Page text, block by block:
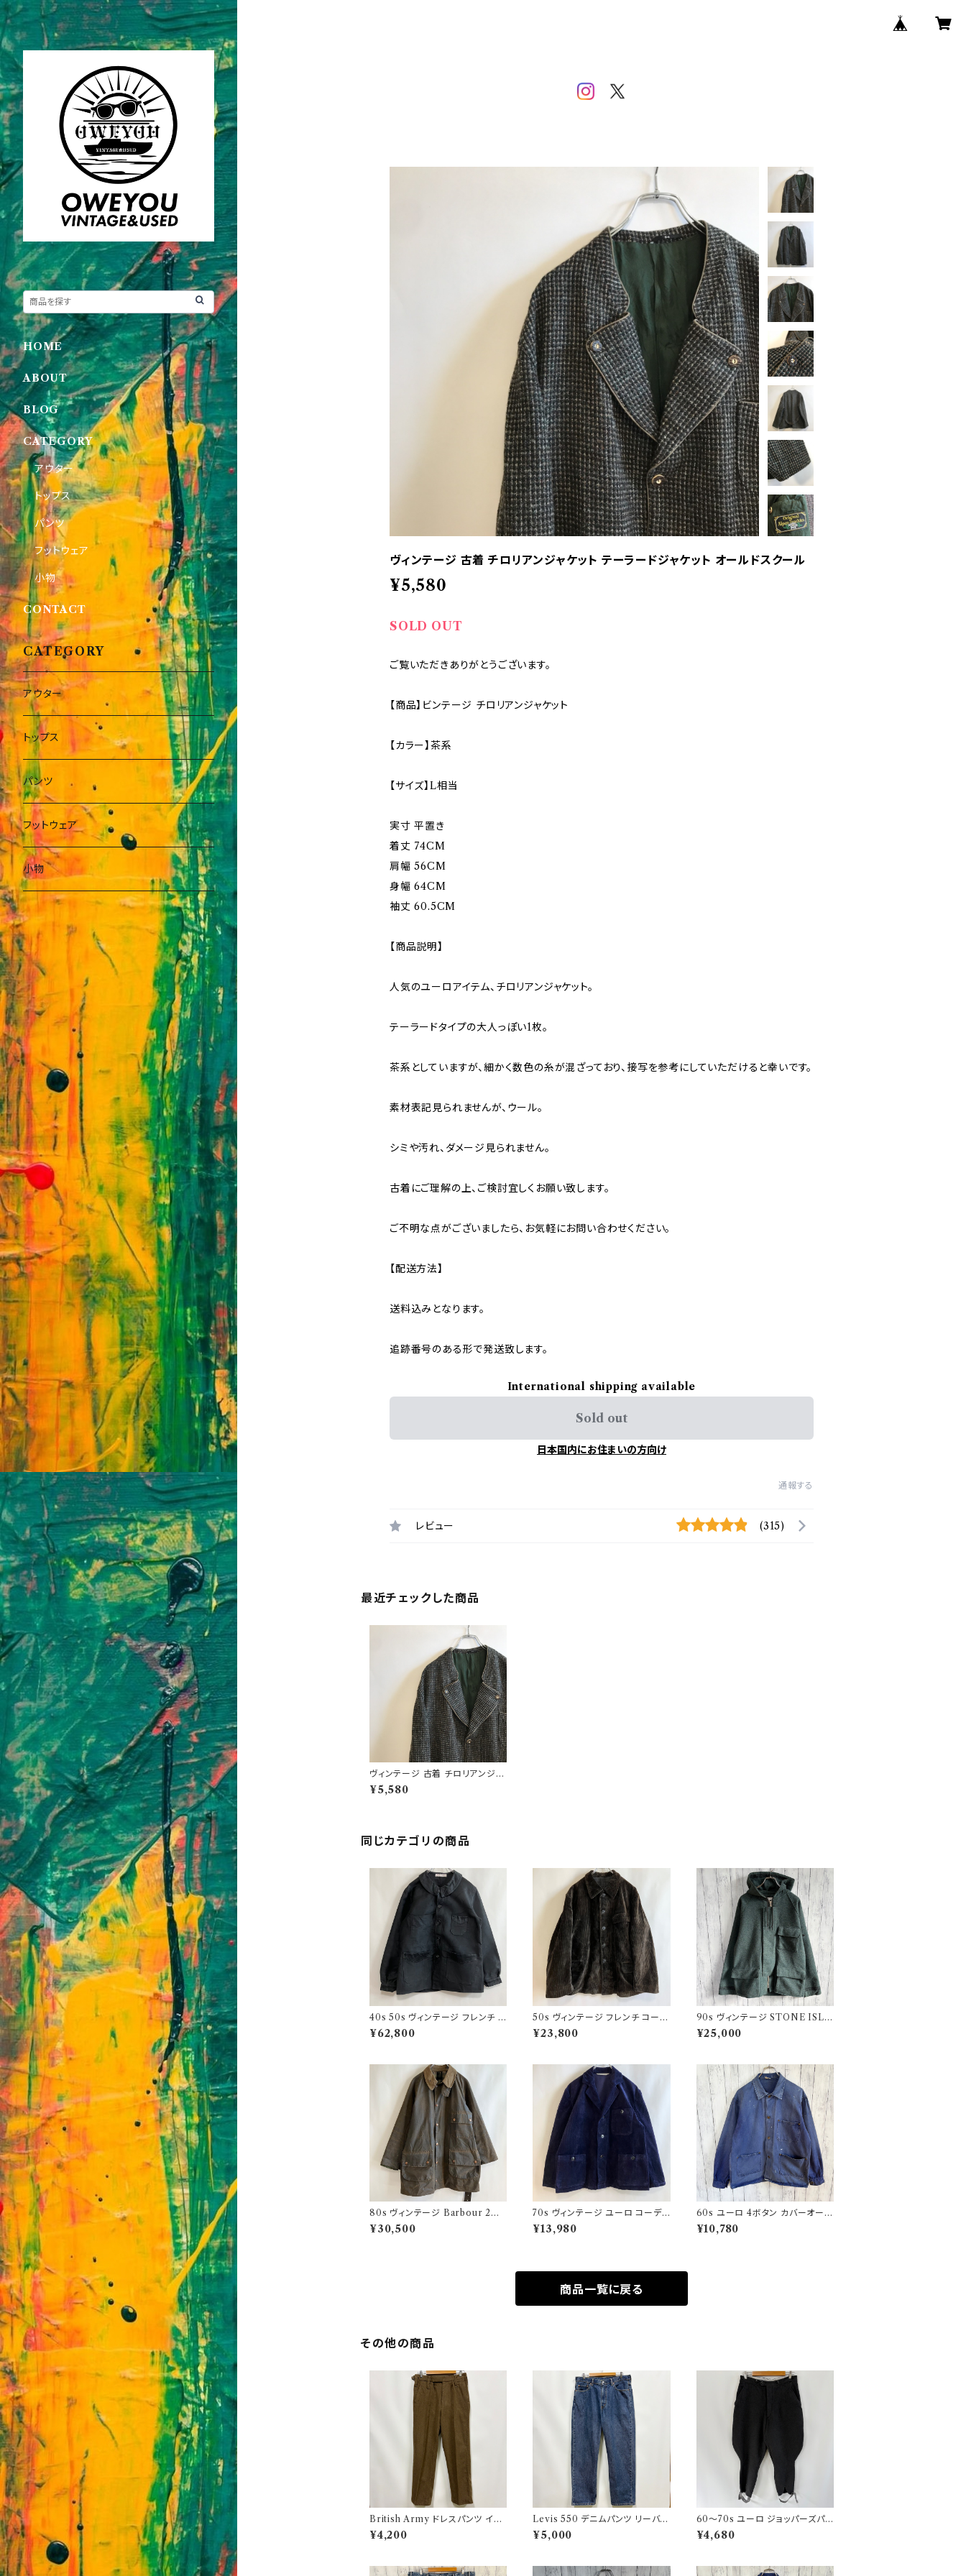
ヴィンテージ 古着 チロリアンジャケット テーラードジャケット オールドスクール
¥5,580
SOLD OUT
ご覧いただきありがとうございます。
【商品】ビンテージ チロリアンジャケット
【カラー】茶系
【サイズ】L相当
実寸 平置き
着丈 74CM
肩幅 56CM
身幅 64CM
袖丈 60.5CM
【商品説明】
人気のユーロアイテム、チロリアンジャケット。
テーラードタイプの大人っぽい1枚。
茶系としていますが、細かく数色の糸が混ざっており、接写を参考にしていただけると幸いです。
素材表記見られませんが、ウール。
シミや汚れ、ダメージ見られません。
古着にご理解の上、ご検討宜しくお願い致します。
ご不明な点がございましたら、お気軽にお問い合わせください。
【配送方法】
送料込みとなります。
追跡番号のある形で発送致します。
International shipping available
Sold out
日本国内にお住まいの方向け
通報する
レビュー (315)
最近チェックした商品
ヴィンテージ 古着 チロリアンジャ
ケット テーラードジャケット オール
ドスクール
¥5,580
同じカテゴリの商品
40s 50s ヴィンテージ フレンチ V
ポケ ブラックモールスキンジャケッ
ト カバーオール
¥62,800
50s ヴィンテージ フレンチ コーデ
ュロイジャケット ビンテージ ファ
ーマーズジャケット
¥23,800
90s ヴィンテージ STONE ISLA
ND ウールジャケット ストーンア
イランド グリーンエッジ
¥25,000
80s ヴィンテージ Barbour 2ワ
ラント ソルウェイジッパー Solway
Zipper オイルドジャケット
¥30,500
70s ヴィンテージ ユーロ コーデュ
ロイ セットアップ ビンテージ
¥13,980
60s ユーロ 4ボタン カバーオール
ワークジャケット 月桂樹ボタン ヴ
ィンテージ
¥10,780
商品一覧に戻る
その他の商品
British Army ドレスパンツ イギ
リス軍 スラックス ミリタリーパンツ
ウールパンツ2
¥4,200
Levis 550 デニムパンツ リーバイ
ス ワイドデニム 3
¥5,000
60〜70s ユーロ ジョッパーズパン
ツ ウールパンツ ヴィンテージ 5
¥4,680
HOME
ABOUT
BLOG
CATEGORY
アウター
トップス
パンツ
フットウェア
小物
CONTACT
CATEGORY
アウター
トップス
パンツ
フットウェア
小物